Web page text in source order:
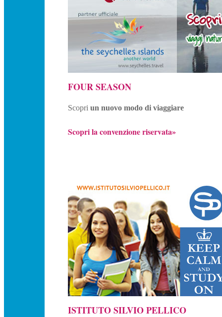
FOUR SEASON
Scopri un nuovo modo di viaggiare
Scopri la convenzione riservata»
ISTITUTO SILVIO PELLICO